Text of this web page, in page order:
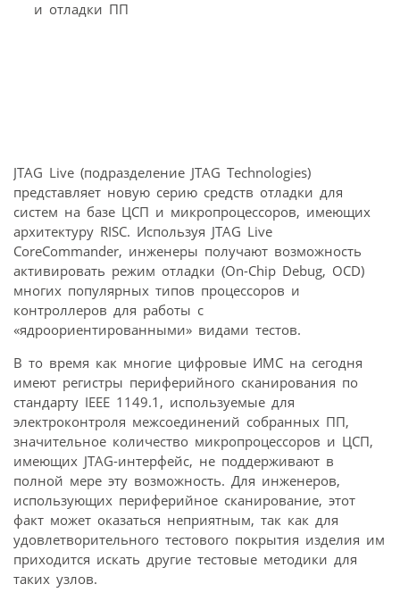
JTAG Live (подразделение JTAG Technologies)
представляет новую серию средств отладки для
систем на базе ЦСП и микропроцессоров, имеющих
архитектуру RISC. Используя JTAG Live
CoreCommander, инженеры получают возможность
активировать режим отладки (On-Chip Debug, OCD)
многих популярных типов процессоров и
контроллеров для работы с
«ядроориентированными» видами тестов.
В то время как многие цифровые ИМС на сегодня
имеют регистры периферийного сканирования по
стандарту IEEE 1149.1, используемые для
электроконтроля межсоединений собранных ПП,
значительное количество микропроцессоров и ЦСП,
имеющих JTAG-интерфейс, не поддерживают в
полной мере эту возможность. Для инженеров,
использующих периферийное сканирование, этот
факт может оказаться неприятным, так как для
удовлетворительного тестового покрытия изделия им
приходится искать другие тестовые методики для
таких узлов.